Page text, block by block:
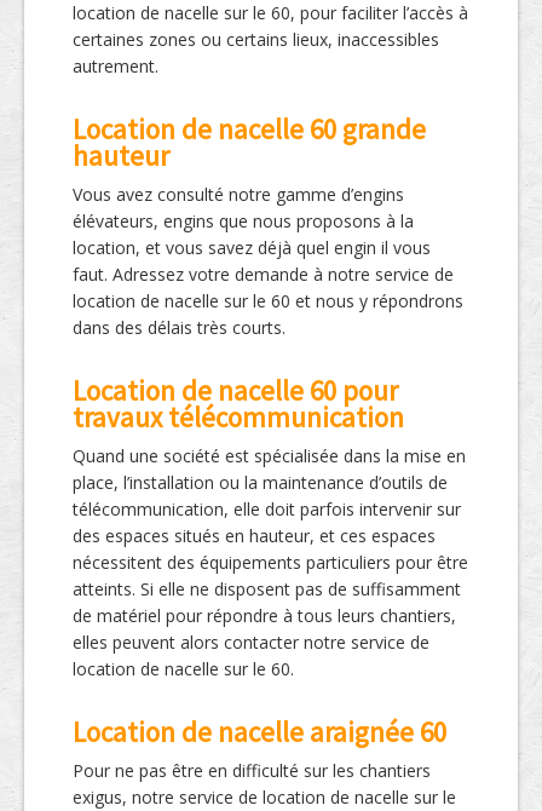
location de nacelle sur le 60, pour faciliter l’accès à
certaines zones ou certains lieux, inaccessibles
autrement.
Location de nacelle 60 grande
hauteur
Vous avez consulté notre gamme d’engins
élévateurs, engins que nous proposons à la
location, et vous savez déjà quel engin il vous
faut. Adressez votre demande à notre service de
location de nacelle sur le 60 et nous y répondrons
dans des délais très courts.
Location de nacelle 60 pour
travaux télécommunication
Quand une société est spécialisée dans la mise en
place, l’installation ou la maintenance d’outils de
télécommunication, elle doit parfois intervenir sur
des espaces situés en hauteur, et ces espaces
nécessitent des équipements particuliers pour être
atteints. Si elle ne disposent pas de suffisamment
de matériel pour répondre à tous leurs chantiers,
elles peuvent alors contacter notre service de
location de nacelle sur le 60.
Location de nacelle araignée 60
Pour ne pas être en difficulté sur les chantiers
exigus, notre service de location de nacelle sur le